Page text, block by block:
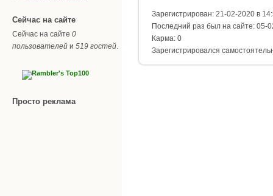
Сейчас на сайте
Сейчас на сайте 0
пользователей и 519 гостей.
Просто реклама
Зарегистрирован: 21-02-2020 в
Последний раз был на сайте: 05-
Карма: 0
Зарегистрировался